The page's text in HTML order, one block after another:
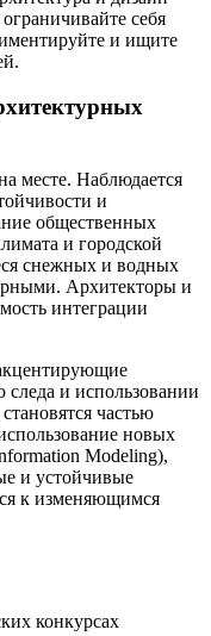
себя
и ищите
месте. Наблюдается
и
общественных
и городской
снежных и водных
Архитекторы и
интеграции
и использовании
частью
новых
Modeling),
и устойчивые
к изменяющимся
конкурсах